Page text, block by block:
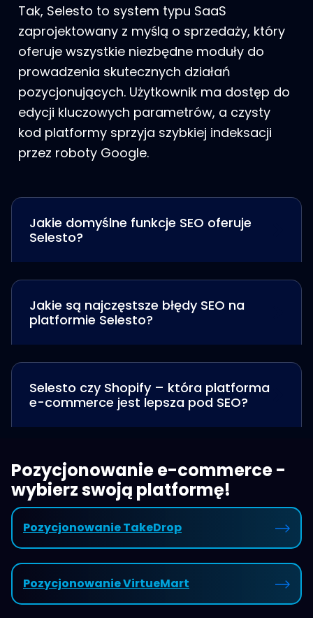
Tak, Selesto to system typu SaaS
zaprojektowany z myślą o sprzedaży, który
oferuje wszystkie niezbędne moduły do
prowadzenia skutecznych działań
pozycjonujących. Użytkownik ma dostęp do
edycji kluczowych parametrów, a czysty
kod platformy sprzyja szybkiej indeksacji
przez roboty Google.
Jakie domyślne funkcje SEO oferuje
Selesto?
Jakie są najczęstsze błędy SEO na
platformie Selesto?
Selesto czy Shopify – która platforma
e-commerce jest lepsza pod SEO?
Pozycjonowanie e-commerce -
wybierz swoją platformę!
Pozycjonowanie TakeDrop
Pozycjonowanie VirtueMart